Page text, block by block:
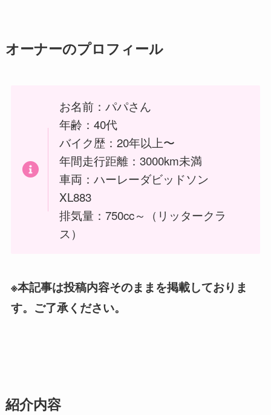
オーナーのプロフィール
お名前：パパさん
年齢：40代
バイク歴：20年以上〜
年間走行距離：3000km未満
車両：ハーレーダビッドソン
XL883
排気量：750cc～（リッタークラ
ス）
※本記事は投稿内容そのままを掲載しておりま
す。ご了承ください。
紹介内容